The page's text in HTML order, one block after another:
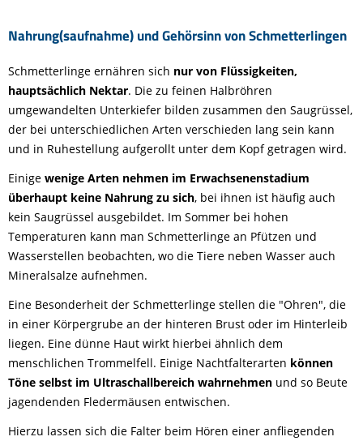
Nahrung(saufnahme) und Gehörsinn von Schmetterlingen
Schmetterlinge ernähren sich nur von Flüssigkeiten,
hauptsächlich Nektar. Die zu feinen Halbröhren
umgewandelten Unterkiefer bilden zusammen den Saugrüssel,
der bei unterschiedlichen Arten verschieden lang sein kann
und in Ruhestellung aufgerollt unter dem Kopf getragen wird.
Einige wenige Arten nehmen im Erwachsenenstadium
überhaupt keine Nahrung zu sich, bei ihnen ist häufig auch
kein Saugrüssel ausgebildet. Im Sommer bei hohen
Temperaturen kann man Schmetterlinge an Pfützen und
Wasserstellen beobachten, wo die Tiere neben Wasser auch
Mineralsalze aufnehmen.
Eine Besonderheit der Schmetterlinge stellen die "Ohren", die
in einer Körpergrube an der hinteren Brust oder im Hinterleib
liegen. Eine dünne Haut wirkt hierbei ähnlich dem
menschlichen Trommelfell. Einige Nachtfalterarten können
Töne selbst im Ultraschallbereich wahrnehmen und so Beute
jagendenden Fledermäusen entwischen.
Hierzu lassen sich die Falter beim Hören einer anfliegenden